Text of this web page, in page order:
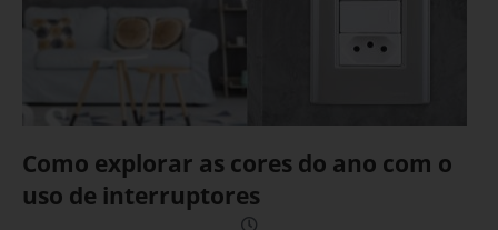
Como explorar as cores do ano com o
uso de interruptores